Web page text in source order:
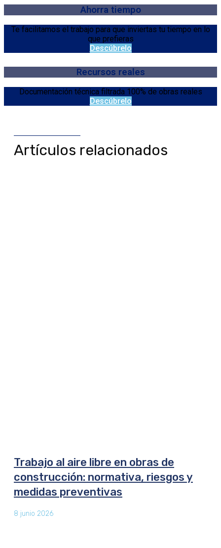
Ahorra tiempo
Te facilitamos el trabajo para que inviertas tu tiempo en lo
que prefieras
Descúbrelo
Recursos reales
Documentación técnica filtrada 100% de obras reales
Descúbrelo
Artículos relacionados
Trabajo al aire libre en obras de
construcción: normativa, riesgos y
medidas preventivas
8 junio 2026